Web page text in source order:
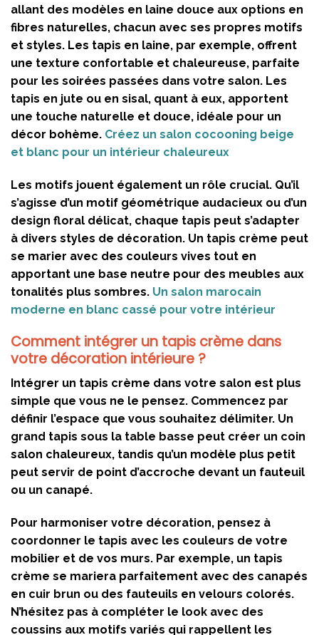
allant des modèles en laine douce aux options en
fibres naturelles, chacun avec ses propres motifs
et styles. Les tapis en laine, par exemple, offrent
une texture confortable et chaleureuse, parfaite
pour les soirées passées dans votre salon. Les
tapis en jute ou en sisal, quant à eux, apportent
une touche naturelle et douce, idéale pour un
décor bohème. Créez un salon cocooning beige
et blanc pour un intérieur chaleureux
Les motifs jouent également un rôle crucial. Qu’il
s’agisse d’un motif géométrique audacieux ou d’un
design floral délicat, chaque tapis peut s’adapter
à divers styles de décoration. Un tapis crème peut
se marier avec des couleurs vives tout en
apportant une base neutre pour des meubles aux
tonalités plus sombres. Un salon marocain
moderne en blanc cassé pour votre intérieur
Comment intégrer un tapis crème dans
votre décoration intérieure ?
Intégrer un tapis crème dans votre salon est plus
simple que vous ne le pensez. Commencez par
définir l’espace que vous souhaitez délimiter. Un
grand tapis sous la table basse peut créer un coin
salon chaleureux, tandis qu’un modèle plus petit
peut servir de point d’accroche devant un fauteuil
ou un canapé.
Pour harmoniser votre décoration, pensez à
coordonner le tapis avec les couleurs de votre
mobilier et de vos murs. Par exemple, un tapis
crème se mariera parfaitement avec des canapés
en cuir brun ou des fauteuils en velours colorés.
N’hésitez pas à compléter le look avec des
coussins aux motifs variés qui rappellent les